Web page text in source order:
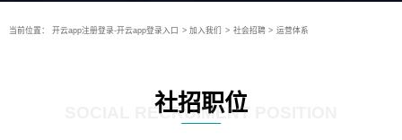
当前位置： 开云app注册登录-开云app登录入口 > 加入我们 > 社会招聘 > 运营体系
社招职位
SOCIAL RECRUIMENT POSITION